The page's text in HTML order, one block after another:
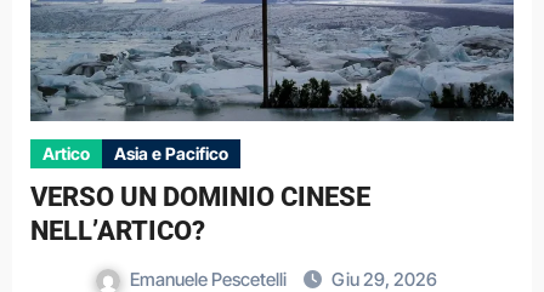
Artico Asia e Pacifico
VERSO UN DOMINIO CINESE
NELL’ARTICO?
Emanuele Pescetelli Giu 29, 2026